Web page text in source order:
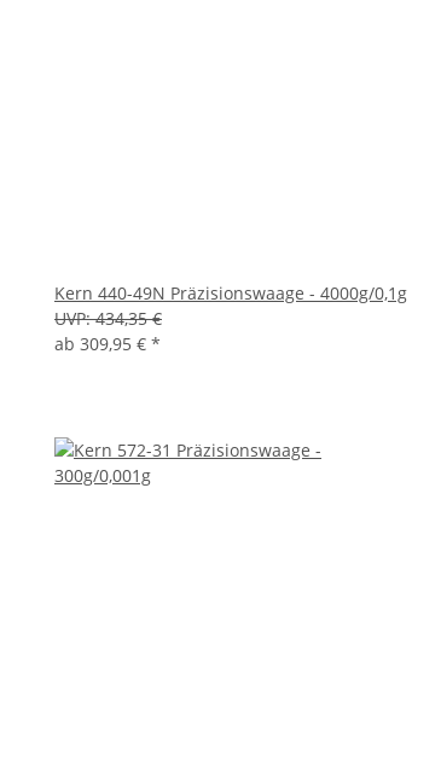
Kern 440-49N Präzisionswaage - 4000g/0,1g
UVP: 434,35 €
ab 309,95 € *